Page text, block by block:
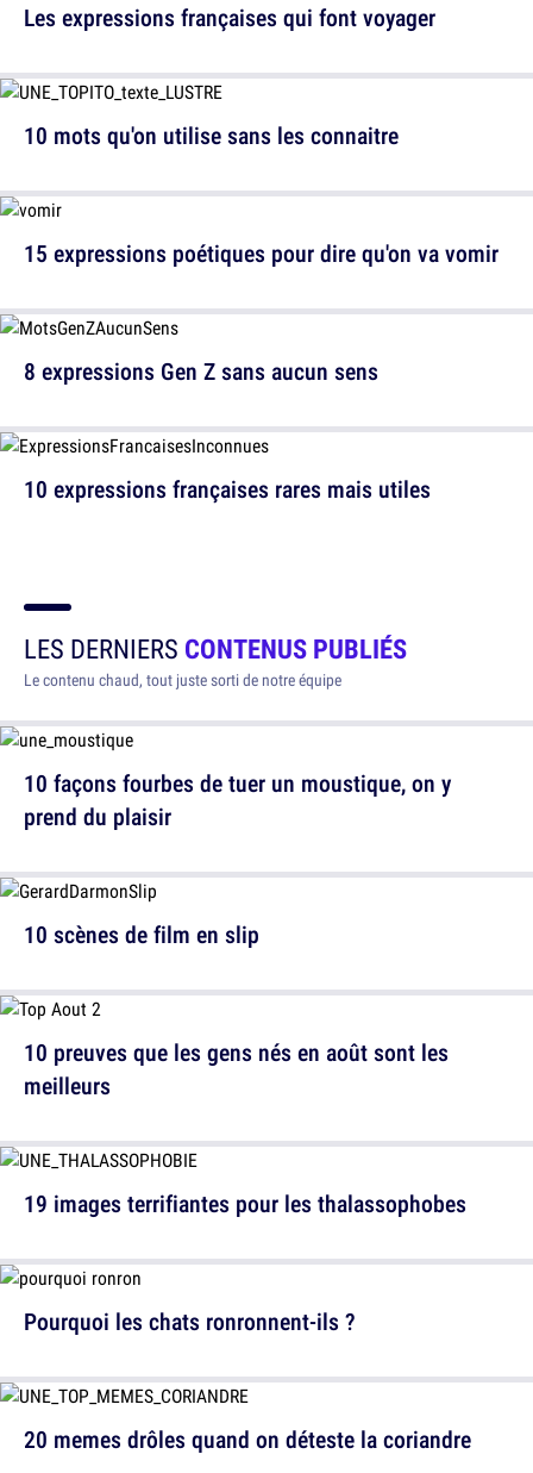
Les expressions françaises qui font voyager
15 expressions poétiques pour dire qu'on va vomir
10 expressions françaises rares mais utiles
10 mots qu'on utilise sans les connaitre
8 expressions Gen Z sans aucun sens
LES DERNIERS CONTENUS PUBLIÉS
Le contenu chaud, tout juste sorti de notre équipe
10 façons fourbes de tuer un moustique, on y
prend du plaisir
10 preuves que les gens nés en août sont les
meilleurs
Pourquoi les chats ronronnent-ils ?
10 scènes de film en slip
19 images terrifiantes pour les thalassophobes
20 memes drôles quand on déteste la coriandre